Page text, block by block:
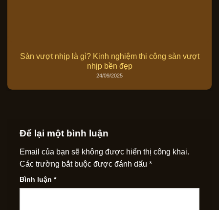
Sàn vượt nhịp là gì? Kinh nghiệm thi công sàn vượt
nhịp bền đẹp
24/09/2025
Để lại một bình luận
Email của bạn sẽ không được hiển thị công khai.
Các trường bắt buộc được đánh dấu *
Bình luận *